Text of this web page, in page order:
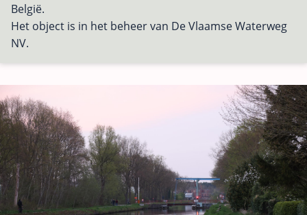
België.
Het object is in het beheer van De Vlaamse Waterweg
NV.